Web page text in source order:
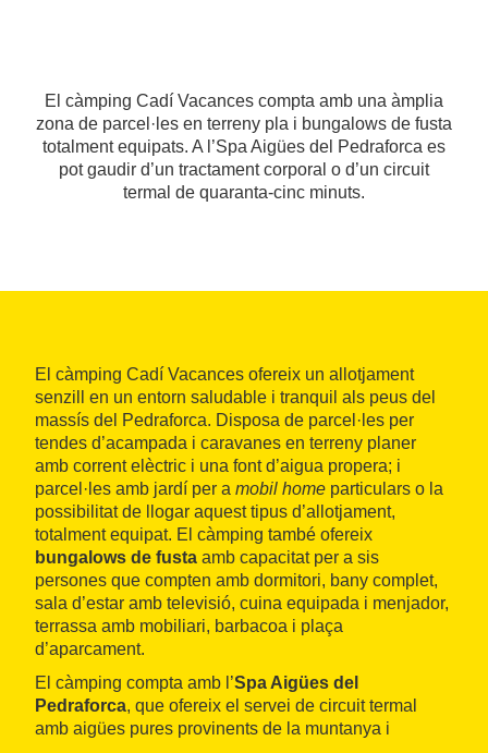
El càmping Cadí Vacances compta amb una àmplia
zona de parcel·les en terreny pla i bungalows de fusta
totalment equipats. A l’Spa Aigües del Pedraforca es
pot gaudir d’un tractament corporal o d’un circuit
termal de quaranta-cinc minuts.
El càmping Cadí Vacances ofereix un allotjament
senzill en un entorn saludable i tranquil als peus del
massís del Pedraforca. Disposa de parcel·les per
tendes d’acampada i caravanes en terreny planer
amb corrent elèctric i una font d’aigua propera; i
parcel·les amb jardí per a mobil home particulars o la
possibilitat de llogar aquest tipus d’allotjament,
totalment equipat. El càmping també ofereix
bungalows de fusta amb capacitat per a sis
persones que compten amb dormitori, bany complet,
sala d’estar amb televisió, cuina equipada i menjador,
terrassa amb mobiliari, barbacoa i plaça
d’aparcament.
El càmping compta amb l’Spa Aigües del
Pedraforca, que ofereix el servei de circuit termal
amb aigües pures provinents de la muntanya i